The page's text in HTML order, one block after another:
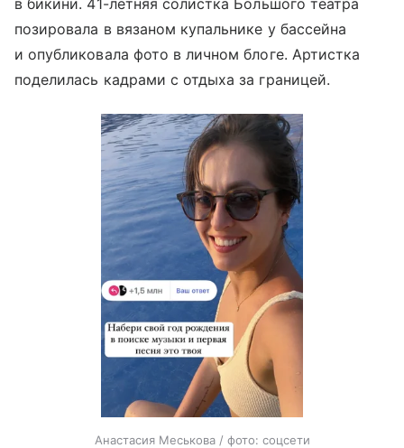
в бикини. 41-летняя солистка Большого театра
позировала в вязаном купальнике у бассейна
и опубликовала фото в личном блоге. Артистка
поделилась кадрами с отдыха за границей.
Анастасия Меськова / фото: соцсети